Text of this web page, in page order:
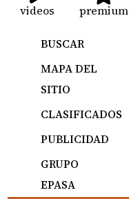
videos premium
BUSCAR
MAPA DEL
SITIO
CLASIFICADOS
PUBLICIDAD
GRUPO
EPASA